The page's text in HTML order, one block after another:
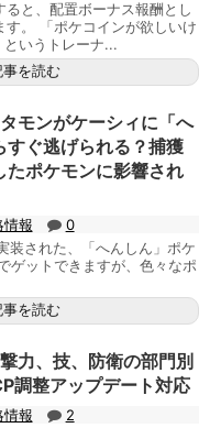
と、配置ボーナス報酬とし
。 「ポケコインが欲しいけ
いうトレーナ...
事を読む
モンがケーシィに「へ
すぐ逃げられる？捕獲
たポケモンに影響され
情報
0
装された、「へんしん」ポケ
ゲットできますが、色々なポ
事を読む
力、技、防衛の部門別
調整アップデート対応
情報
2